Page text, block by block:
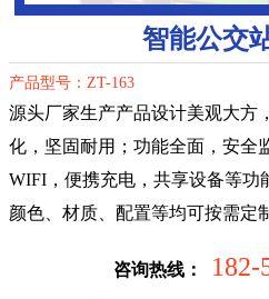
智能公交
产品型号：ZT-163
源头厂家生产产品设计美观大方
化，坚固耐用；功能全面，安全
WIFI，便携充电，共享设备等功
颜色、材质、配置等均可按需定
咨询热线： 182-